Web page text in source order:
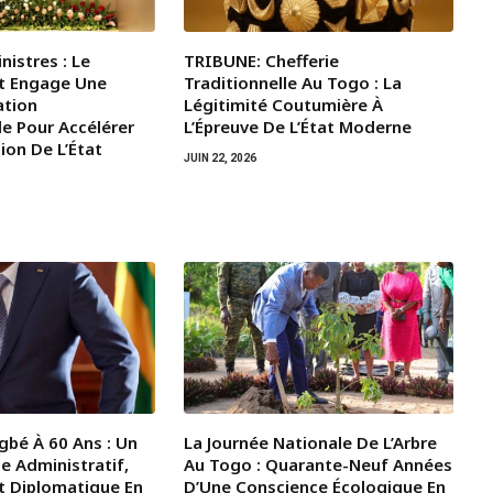
: Le
Engage Une
Pour Accélérer
De L’État
TRIBUNE: Chefferie
Traditionnelle Au Togo : La
Légitimité Coutumière À
L’Épreuve De L’État Moderne
JUIN 22, 2026
À 60 Ans : Un
Administratif,
Diplomatique En
La Journée Nationale De L’Arbre
Au Togo : Quarante-Neuf Années
D’Une Conscience Écologique En